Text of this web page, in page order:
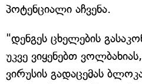
პოტენციალი აჩვენა.
"დენგეს ცხელების
უკვე ვიყენებთ
ვირუსის გადაცემას